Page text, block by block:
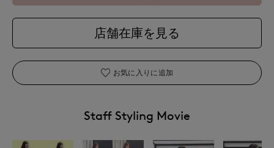
店舗在庫を見る
お気に入りに追加
Staff Styling Movie